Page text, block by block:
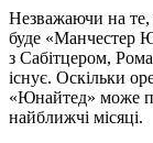
Незважаючи на
буде «Манчестер
з Сабітцером,
існує. Оскільки
«Юнайтед» може
найближчі місяці.